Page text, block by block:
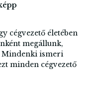
cégvezető életében
megállunk,
Mindenki ismeri
minden cégvezető